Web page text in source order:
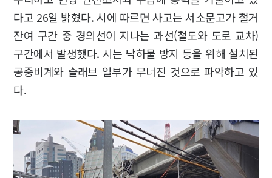
다고 26일 밝혔다. 시에 따르면 사고는 서소문고가 철거
잔여 구간 중 경의선이 지나는 과선(철도와 도로 교차)
구간에서 발생했다. 시는 낙하물 방지 등을 위해 설치된
공중비계와 슬래브 일부가 무너진 것으로 파악하고 있
다.